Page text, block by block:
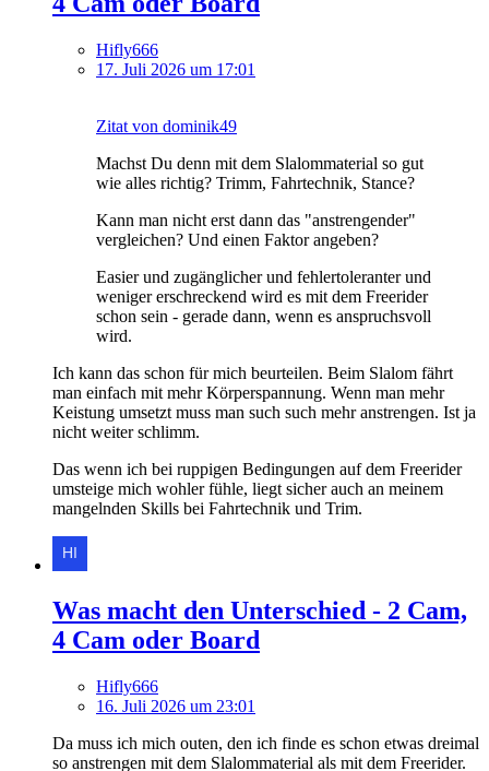
Hifly666
17. Juli 2026 um 17:01
Zitat von dominik49
Machst Du denn mit dem Slalommaterial so gut
wie alles richtig? Trimm, Fahrtechnik, Stance?
Kann man nicht erst dann das "anstrengender"
vergleichen? Und einen Faktor angeben?
Easier und zugänglicher und fehlertoleranter und
weniger erschreckend wird es mit dem Freerider
schon sein - gerade dann, wenn es anspruchsvoll
wird.
Ich kann das schon für mich beurteilen. Beim Slalom fährt
man einfach mit mehr Körperspannung. Wenn man mehr
Keistung umsetzt muss man such such mehr anstrengen. Ist ja
nicht weiter schlimm.
Das wenn ich bei ruppigen Bedingungen auf dem Freerider
umsteige mich wohler fühle, liegt sicher auch an meinem
mangelnden Skills bei Fahrtechnik und Trim.
Was macht den Unterschied - 2 Cam,
4 Cam oder Board
Hifly666
16. Juli 2026 um 23:01
Da muss ich mich outen, den ich finde es schon etwas dreimal
so anstrengen mit dem Slalommaterial als mit dem Freerider.